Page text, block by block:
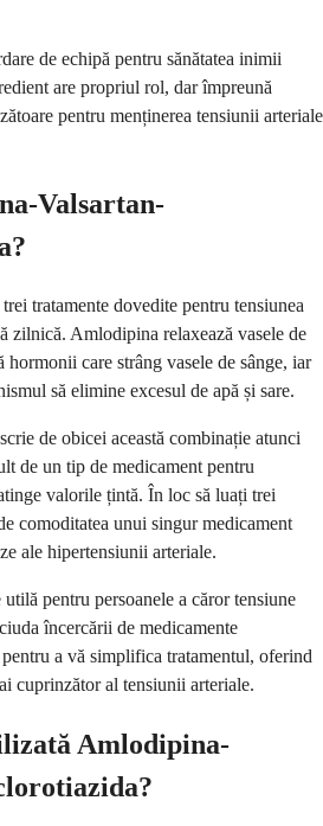
de echipă pentru sănătatea inimii
are propriul rol, dar împreună
pentru menținerea tensiunii arteriale
Valsartan-
tratamente dovedite pentru tensiunea
zilnică. Amlodipina relaxează vasele de
hormonii care strâng vasele de sânge, iar
să elimine excesul de apă și sare.
de obicei această combinație atunci
de un tip de medicament pentru
valorile țintă. În loc să luați trei
comoditatea unui singur medicament
ale hipertensiunii arteriale.
pentru persoanele a căror tensiune
încercării de medicamente
a vă simplifica tratamentul, oferind
cuprinzător al tensiunii arteriale.
Amlodipina-